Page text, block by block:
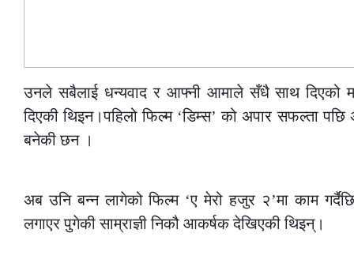
उनले सबैलाई धन्यवाद र आफ्नी आमाले सँधै साथ दिएको
दिएकी थिइन।पहिलो फिल्म ‘डिम्स’ को अपार सफल्ता पछि
बनेकी छन ।
अब उनि बन्न लागेको फिल्म ‘ए मेरो हजुर २’मा काम
लगाएर पुगेकी साम्राज्ञी निकौ आकर्षक देखिएकी थिइन्।